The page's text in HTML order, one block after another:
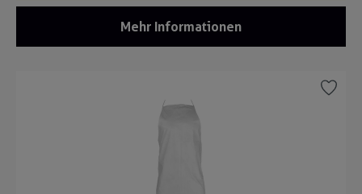
Mehr Informationen